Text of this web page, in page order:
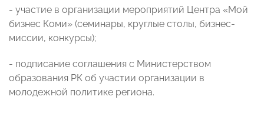
- участие в организации мероприятий Центра «Мой
бизнес Коми» (семинары, круглые столы, бизнес-
миссии, конкурсы);
- подписание соглашения с Министерством
образования РК об участии организации в
молодежной политике региона.